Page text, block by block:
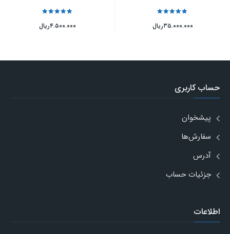
ریال۳۵.۰۰۰.۰۰۰ ریال۴.۵۰۰.۰۰۰
حساب کاربری
پیشخوان
سفارش‌ها
آدرس
جزئیات حساب
اطلاعات